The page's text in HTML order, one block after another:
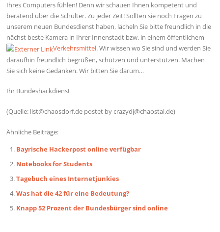
Ihres Computers fühlen! Denn wir schauen Ihnen kompetent und
beratend über die Schulter. Zu jeder Zeit! Sollten sie noch Fragen zu
unserem neuen Bundesdienst haben, lächeln Sie bitte freundlich in die
nächst beste Kamera in Ihrer Innenstadt bzw. in einem öffentlichem
Verkehrsmittel. Wir wissen wo Sie sind und werden Sie
daraufhin freundlich begrüßen, schützen und unterstützen. Machen
Sie sich keine Gedanken. Wir bitten Sie darum…
Ihr Bundeshackdienst
(Quelle: list@chaosdorf.de postet by crazydj@chaostal.de)
Ähnliche Beiträge:
Bayrische Hackerpost online verfügbar
Notebooks for Students
Tagebuch eines Internetjunkies
Was hat die 42 für eine Bedeutung?
Knapp 52 Prozent der Bundesbürger sind online